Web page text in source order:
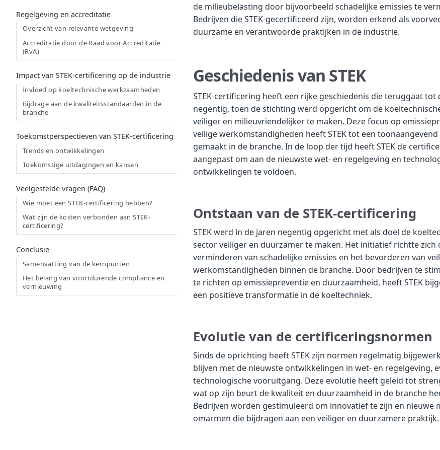
Regelgeving en accreditatie
Overzicht van relevante wetgeving
Accreditatie door de Raad voor Accreditatie
(RvA)
Impact van STEK-certificering op de industrie
Invloed op koeltechnische werkzaamheden
Bijdrage aan de kwaliteitsstandaarden in de
branche
Toekomstperspectieven van STEK-certificering
Trends en ontwikkelingen
Toekomstige uitdagingen en kansen
Veelgestelde vragen (FAQ)
Wie moet een STEK-certificering hebben?
Wat zijn de kosten verbonden aan STEK-
certificering?
Conclusie
Samenvatting van de kernpunten
Het belang van voortdurende compliance en
vernieuwing
de milieubelasting door bijvoorbeeld schadelijke emissies te
Bedrijven die STEK-gecertificeerd zijn, worden erkend als
duurzame en verantwoorde praktijken in de industrie.
Geschiedenis van STEK
STEK-certificering heeft een rijke geschiedenis die teruggaat tot
negentig, toen de stichting werd opgericht om de
veiliger en milieuvriendelijker te maken. Deze focus op
veilige werkomstandigheden heeft STEK tot een
gemaakt in de branche. In de loop der tijd heeft STEK de
aangepast om aan de nieuwste wet- en regelgeving en
ontwikkelingen te voldoen.
Ontstaan van de STEK-certificering
STEK werd in de jaren negentig opgericht met als doel de
sector veiliger en duurzamer te maken. Het initiatief richtte zich
verminderen van schadelijke emissies en het bevorderen van
werkomstandigheden binnen de branche. Door bedrijven te
te richten op emissiepreventie en duurzaamheid, heeft STEK
een positieve transformatie in de koeltechniek.
Evolutie van de certificeringsnormen
Sinds de oprichting heeft STEK zijn normen regelmatig
blijven met de nieuwste ontwikkelingen in wet- en regelgeving,
technologische vooruitgang. Deze evolutie heeft geleid tot
wat op zijn beurt de kwaliteit en duurzaamheid in de branche
Bedrijven worden gestimuleerd om innovatief te zijn en nieuwe
omarmen die bijdragen aan een veiliger en duurzamere praktijk.